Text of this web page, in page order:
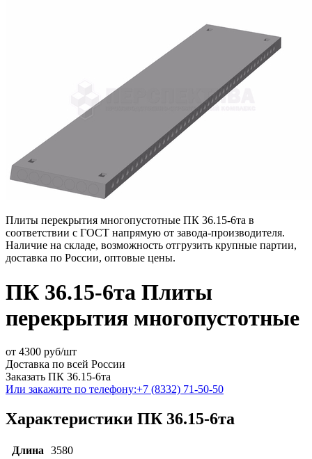
Плиты перекрытия многопустотные ПК 36.15-6та в
соответствии с ГОСТ напрямую от завода-производителя.
Наличие на складе, возможность отгрузить крупные партии,
доставка по России, оптовые цены.
ПК 36.15-6та Плиты
перекрытия многопустотные
от 4300 руб/шт
Доставка по всей России
Заказать ПК 36.15-6та
Или закажите по телефону:+7 (8332) 71-50-50
Характеристики ПК 36.15-6та
Длина
3580